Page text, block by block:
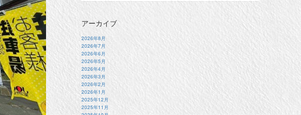
アーカイブ
2026年8月
2026年7月
2026年6月
2026年5月
2026年4月
2026年3月
2026年2月
2026年1月
2025年12月
2025年11月